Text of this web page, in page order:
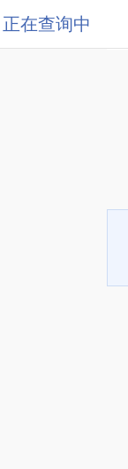
正在查询中